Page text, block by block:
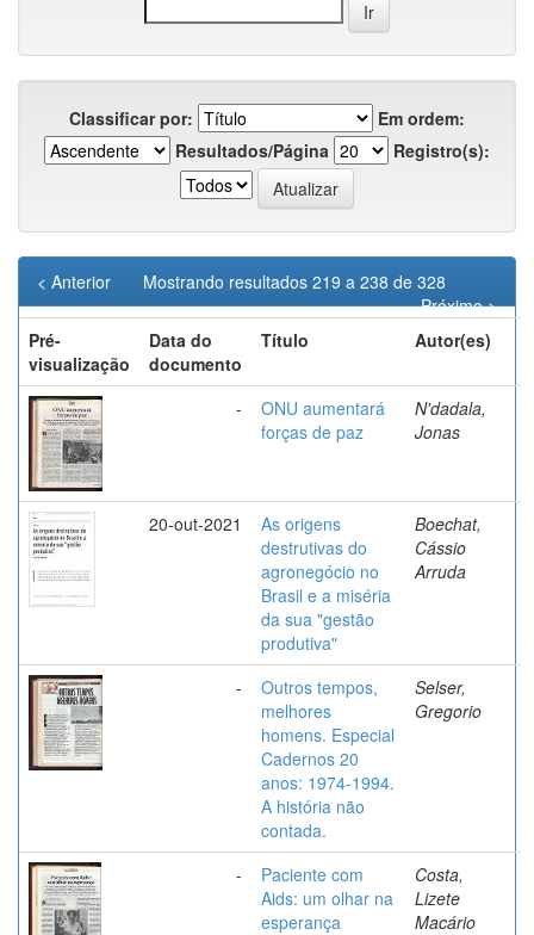
Classificar por:
Em ordem:
Resultados/Página
Registro(s):
Mostrando resultados 219 a 238 de 328
< Anterior
Próximo >
Pré-
visualização
Data do
documento
Título Autor(es)
-
ONU aumentará
forças de paz
N'dadala,
Jonas
20-out-2021
As origens
destrutivas do
agronegócio no
Brasil e a miséria
da sua "gestão
produtiva"
Boechat,
Cássio
Arruda
-
Outros tempos,
melhores
homens. Especial
Cadernos 20
anos: 1974-1994.
A história não
contada.
Selser,
Gregorio
-
Paciente com
Aids: um olhar na
esperança
Costa,
Lizete
Macário